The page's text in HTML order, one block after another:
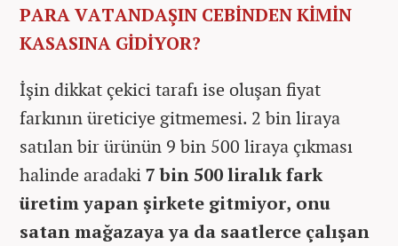
PARA VATANDAŞIN CEBİNDEN KİMİN
KASASINA GİDİYOR?
İşin dikkat çekici tarafı ise oluşan fiyat
farkının üreticiye gitmemesi. 2 bin liraya
satılan bir ürünün 9 bin 500 liraya çıkması
halinde aradaki7 bin 500 liralık fark
üretim yapan şirkete gitmiyor, onu
satan mağazaya ya da saatlerce çalışan